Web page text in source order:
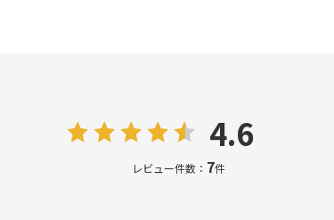
4.6
レビュー件数： 7件